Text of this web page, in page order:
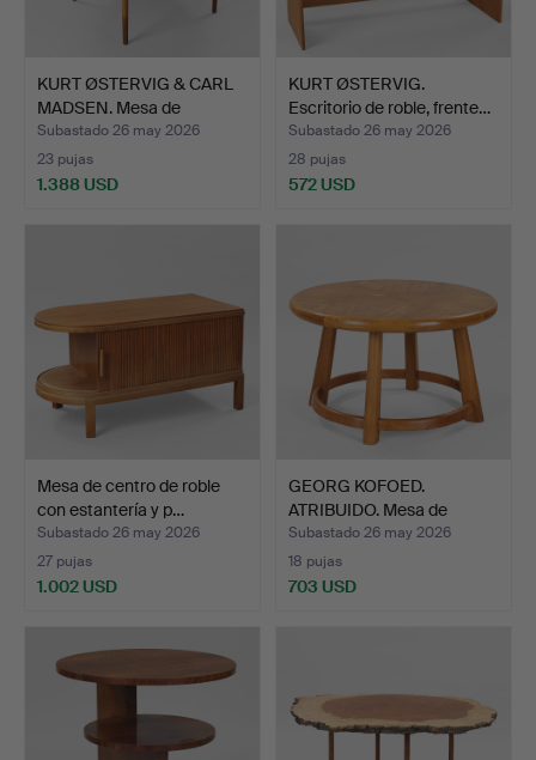
KURT ØSTERVIG & CARL
MADSEN. Mesa de
comed…
Subastado 26 may 2026
23 pujas
1.388 USD
KURT ØSTERVIG.
Escritorio de roble, frente…
Subastado 26 may 2026
28 pujas
572 USD
Mesa de centro de roble
con estantería y p…
Subastado 26 may 2026
27 pujas
1.002 USD
GEORG KOFOED.
ATRIBUIDO. Mesa de
centro ci…
Subastado 26 may 2026
18 pujas
703 USD